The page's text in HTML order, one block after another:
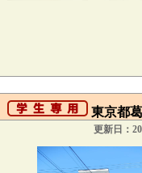
東京都
更新日：